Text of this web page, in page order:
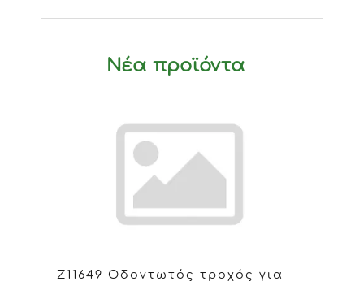
Νέα προϊόντα
Z11649 Οδοντωτός τροχός για